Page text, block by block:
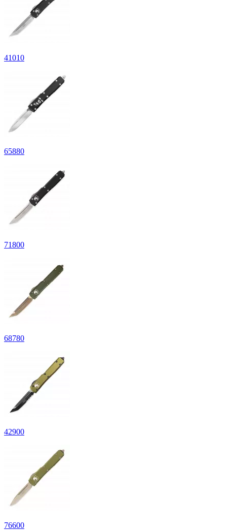
41010
65880
71800
68780
42900
76600